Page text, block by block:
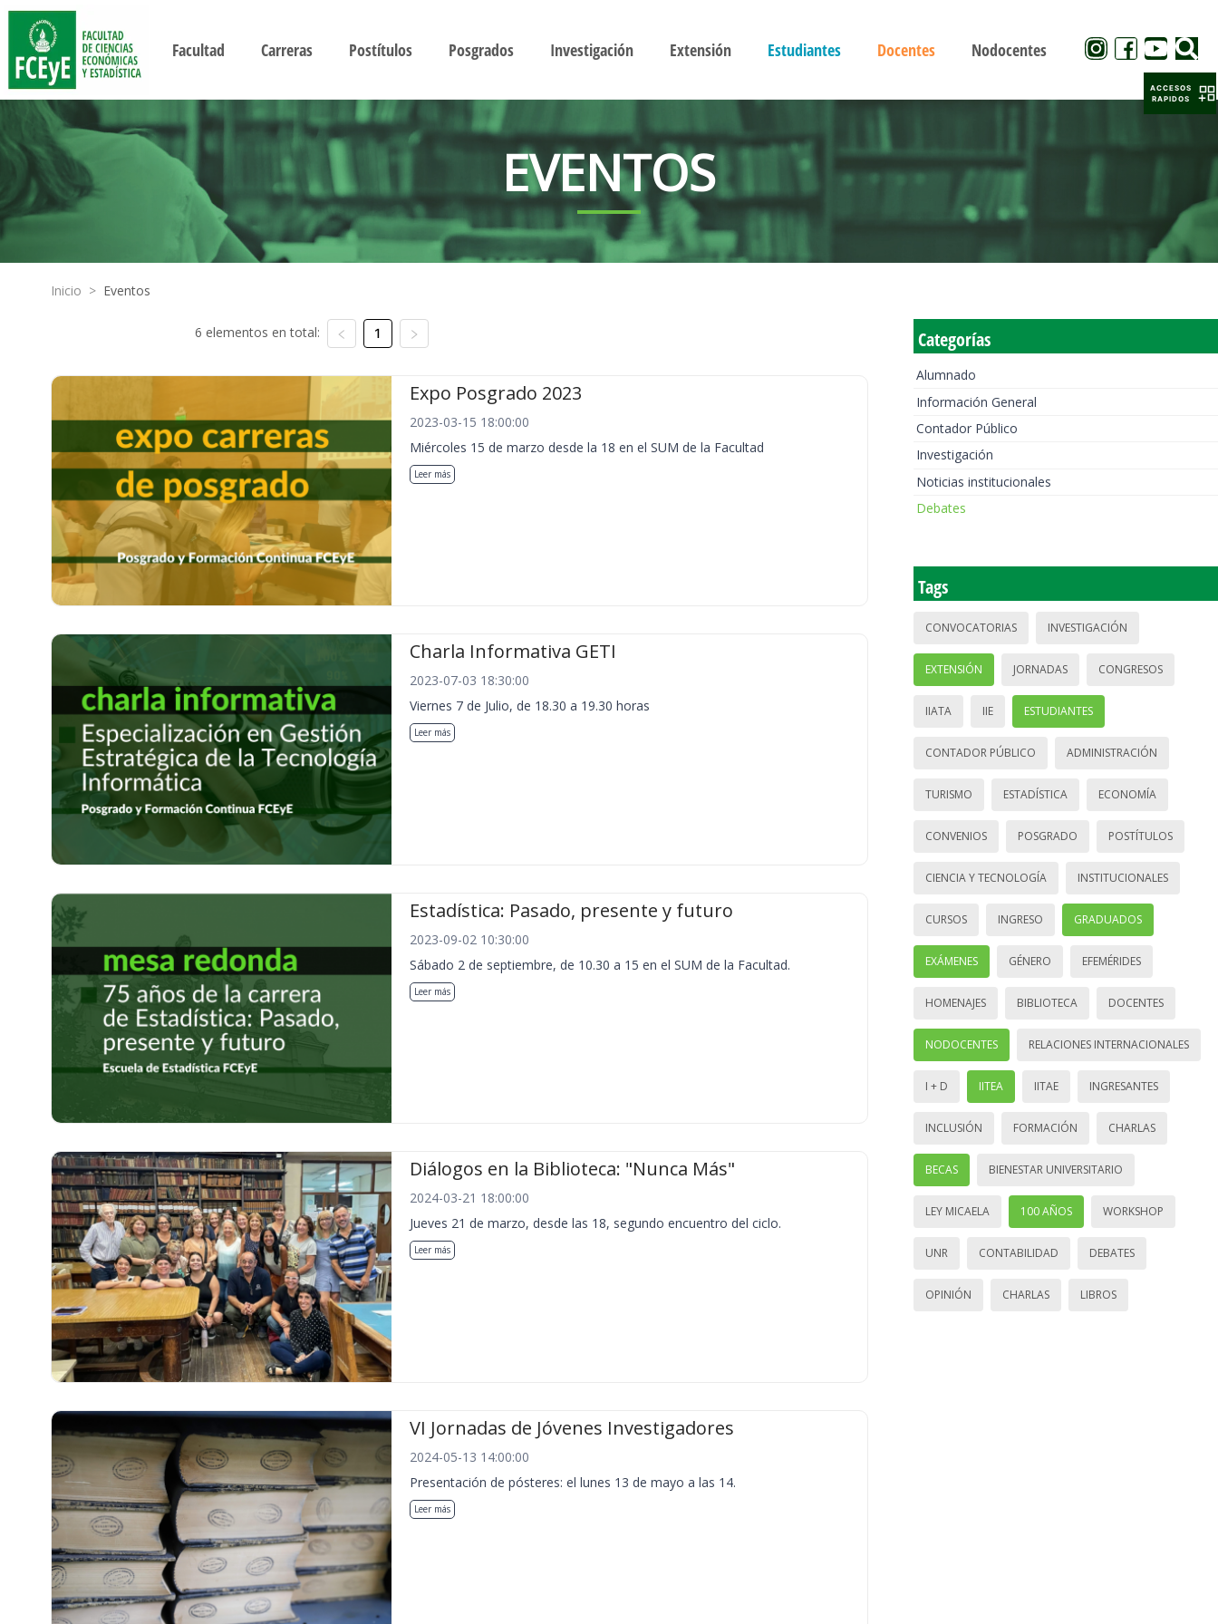
Facultad Carreras Postítulos Posgrados Investigación Extensión Estudiantes Docentes Nodocentes
EVENTOS
Inicio > Eventos
6 elementos en total: 1
Expo Posgrado 2023
2023-03-15 18:00:00
Miércoles 15 de marzo desde la 18 en el SUM de la Facultad
Leer más
Charla Informativa GETI
2023-07-03 18:30:00
Viernes 7 de Julio, de 18.30 a 19.30 horas
Leer más
Estadística: Pasado, presente y futuro
2023-09-02 10:30:00
Sábado 2 de septiembre, de 10.30 a 15 en el SUM de la Facultad.
Leer más
Diálogos en la Biblioteca: "Nunca Más"
2024-03-21 18:00:00
Jueves 21 de marzo, desde las 18, segundo encuentro del ciclo.
Leer más
VI Jornadas de Jóvenes Investigadores
2024-05-13 14:00:00
Presentación de pósteres: el lunes 13 de mayo a las 14.
Leer más
Categorías
Alumnado
Información General
Contador Público
Investigación
Noticias institucionales
Debates
Tags
CONVOCATORIAS INVESTIGACIÓN
EXTENSIÓN JORNADAS CONGRESOS
IIATA IIE ESTUDIANTES
CONTADOR PÚBLICO ADMINISTRACIÓN
TURISMO ESTADÍSTICA ECONOMÍA
CONVENIOS POSGRADO POSTÍTULOS
CIENCIA Y TECNOLOGÍA INSTITUCIONALES
CURSOS INGRESO GRADUADOS
EXÁMENES GÉNERO EFEMÉRIDES
HOMENAJES BIBLIOTECA DOCENTES
NODOCENTES RELACIONES INTERNACIONALES
I + D IITEA IITAE INGRESANTES
INCLUSIÓN FORMACIÓN CHARLAS
BECAS BIENESTAR UNIVERSITARIO
LEY MICAELA 100 AÑOS WORKSHOP
UNR CONTABILIDAD DEBATES
OPINIÓN CHARLAS LIBROS
ACCESOS
RAPIDOS